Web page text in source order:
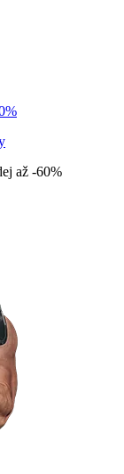
až -60%